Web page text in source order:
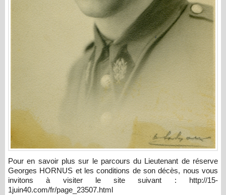
Pour en savoir plus sur le parcours du Lieutenant de réserve
Georges HORNUS et les conditions de son décès, nous vous
invitons à visiter le site suivant : http://15-
1juin40.com/fr/page_23507.html